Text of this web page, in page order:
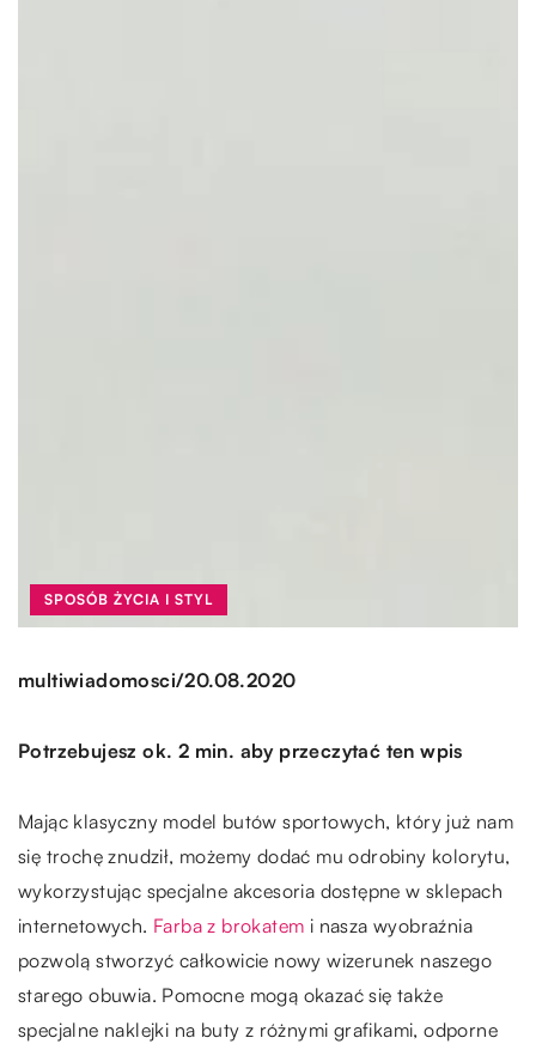
SPOSÓB ŻYCIA I STYL
multiwiadomosci/20.08.2020
Potrzebujesz ok. 2 min. aby przeczytać ten wpis
Mając klasyczny model butów sportowych, który już nam
się trochę znudził, możemy dodać mu odrobiny kolorytu,
wykorzystując specjalne akcesoria dostępne w sklepach
internetowych. Farba z brokatem i nasza wyobraźnia
pozwolą stworzyć całkowicie nowy wizerunek naszego
starego obuwia. Pomocne mogą okazać się także
specjalne naklejki na buty z różnymi grafikami, odporne